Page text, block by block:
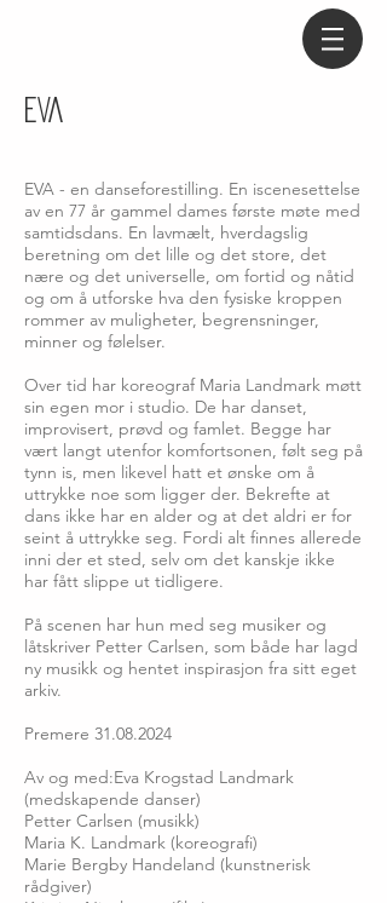
EVA
EVA - en danseforestilling. En iscenesettelse
av en 77 år gammel dames første møte med
samtidsdans. En lavmælt, hverdagslig
beretning om det lille og det store, det
nære og det universelle, om fortid og nåtid
og om å utforske hva den fysiske kroppen
rommer av muligheter, begrensninger,
minner og følelser.
Over tid har koreograf Maria Landmark møtt
sin egen mor i studio. De har danset,
improvisert, prøvd og famlet. Begge har
vært langt utenfor komfortsonen, følt seg på
tynn is, men likevel hatt et ønske om å
uttrykke noe som ligger der. Bekrefte at
dans ikke har en alder og at det aldri er for
seint å uttrykke seg. Fordi alt finnes allerede
inni der et sted, selv om det kanskje ikke
har fått slippe ut tidligere.
På scenen har hun med seg musiker og
låtskriver Petter Carlsen, som både har lagd
ny musikk og hentet inspirasjon fra sitt eget
arkiv.
Premere 31.08.2024
Av og med:Eva Krogstad Landmark
(medskapende danser)
Petter Carlsen (musikk)
Maria K. Landmark (koreografi)
Marie Bergby Handeland (kunstnerisk
rådgiver)